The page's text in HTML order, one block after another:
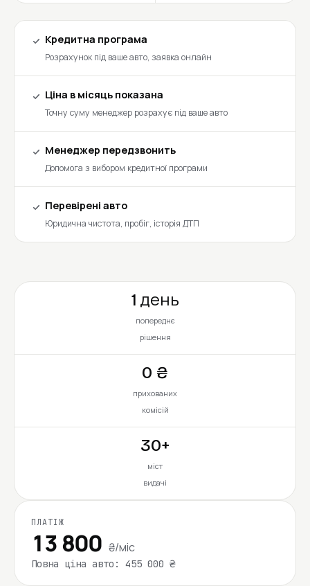
Кредитна програма
Розрахунок під ваше авто, заявка онлайн
Ціна в місяць показана
Точну суму менеджер розрахує під ваше авто
Менеджер передзвонить
Допомога з вибором кредитної програми
Перевірені авто
Юридична чистота, пробіг, історія ДТП
1 день
попереднє
рішення
0 ₴
прихованих
комісій
30+
міст
видачі
ПЛАТІЖ
13 800 ₴/міс
Повна ціна авто: 455 000 ₴